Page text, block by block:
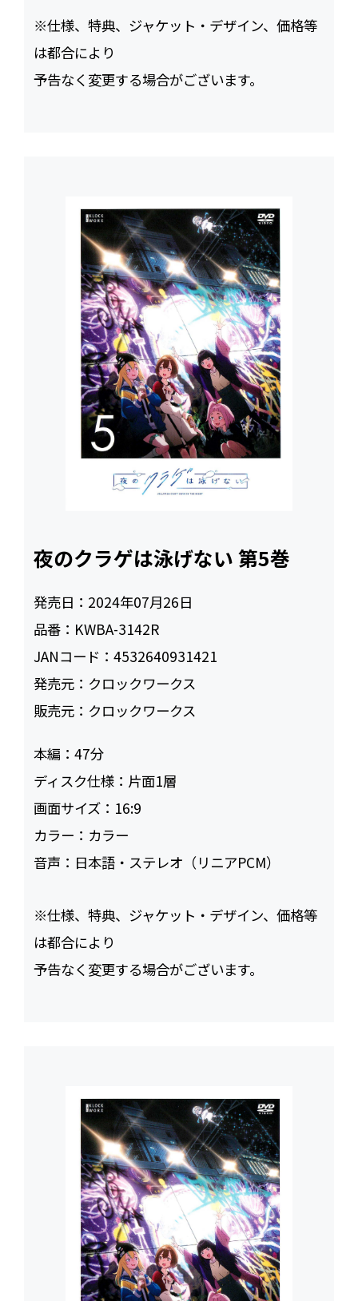
※仕様、特典、ジャケット・デザイン、価格等
は都合により
予告なく変更する場合がございます。
夜のクラゲは泳げない 第5巻
発売日： 2024年07月26日
品番： KWBA-3142R
JANコード：4532640931421
発売元： クロックワークス
販売元： クロックワークス
本編：47
ディスク仕様： 片面1層
画面サイズ： 16:9
カラー： カラー
音声： 日本語・ステレオ（リニアPCM）
※仕様、特典、ジャケット・デザイン、価格等
は都合により
予告なく変更する場合がございます。